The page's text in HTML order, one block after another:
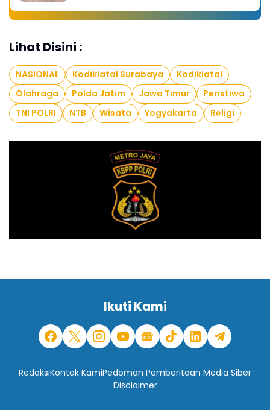
Lihat Disini :
NASIONAL Kodiklatal Surabaya
Kodiklatal
Olahraga
Polda Jatim Jawa Timur
Peristiwa
TNI POLRI
NTB Wisata Yogyakarta Religi
Ikuti Kami
RedaksiKontak KamiPedoman Pemberitaan Media Siber
Disclaimer